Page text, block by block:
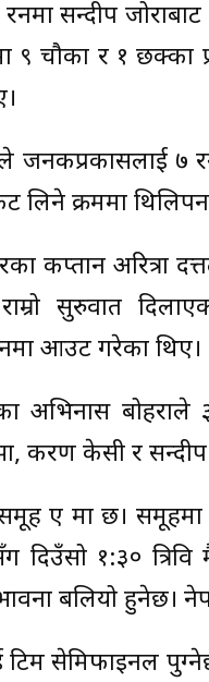
सन्दीप
९ चौका र १ छक्का
जनकप्रकासलाई ७
लिने क्रममा
कप्तान अरित्रा
सुरुवात
आउट गरेका थिए।
अभिनास
करण केसी र
ए मा छ।
दिउँसो १:३०
बलियो हुनेछ।
टिम सेमिफाइनल